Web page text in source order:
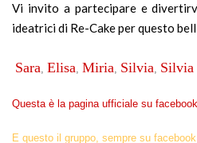
Vi invito a partecipare e
ideatrici di Re-Cake per questo
Sara, Elisa, Miria, Silvia, Silvia
Questa è la pagina ufficiale su
E questo il gruppo, sempre su